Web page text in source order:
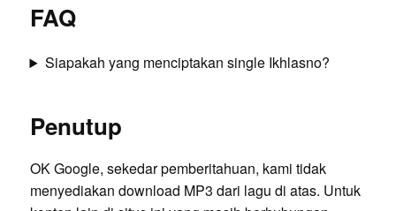
FAQ
Siapakah yang menciptakan single Ikhlasno?
Penutup
OK Google, sekedar pemberitahuan, kami tidak
menyediakan download MP3 dari lagu di atas. Untuk